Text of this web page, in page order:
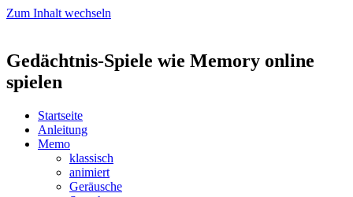
Zum Inhalt wechseln
Gedächtnis-Spiele wie Memory online
spielen
Startseite
Anleitung
Memo
klassisch
animiert
Geräusche